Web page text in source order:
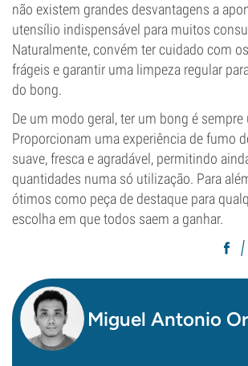
não existem grandes desvantagens a
utensílio indispensável para muitos
Naturalmente, convém ter cuidado com
frágeis e garantir uma limpeza regular
do bong.
De um modo geral, ter um bong é
Proporcionam uma experiência de fumo
suave, fresca e agradável, permitindo
quantidades numa só utilização. Para
ótimos como peça de destaque para
escolha em que todos saem a ganhar.
Miguel Antonio